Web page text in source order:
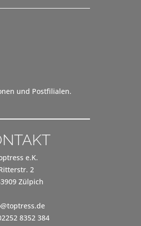
und Postfilialen.
e.K.
2
Zülpich
8352 384